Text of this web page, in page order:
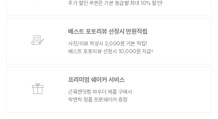
추가 할인 쿠폰은 기본 등급별 최대 10% 할인!
베스트 포토리뷰 선정시 만원적립
사진/리뷰 작성시 2,000원 기본 적립!
베스트 포토리뷰 선정시 10,000원 지급!
프리미엄 쉐이커 서비스
근육맨닷컴 파우더 제품 구매시
락앤락 정품 프로쉐이커 증정